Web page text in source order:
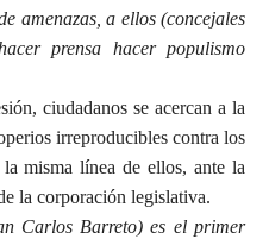
amenazas, a ellos (concejales
prensa hacer populismo
ciudadanos se acercan a la
irreproducibles contra los
misma línea de ellos, ante la
la corporación legislativa.
Carlos Barreto) es el primer